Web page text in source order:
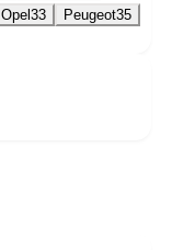
Opel33 Peugeot35